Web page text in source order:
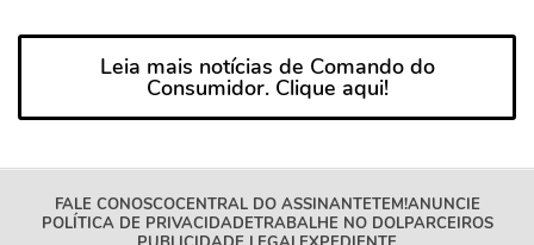
Leia mais notícias de Comando do
Consumidor. Clique aqui!
FALE CONOSCOCENTRAL DO ASSINANTETEM!ANUNCIE
POLÍTICA DE PRIVACIDADETRABALHE NO DOLPARCEIROS